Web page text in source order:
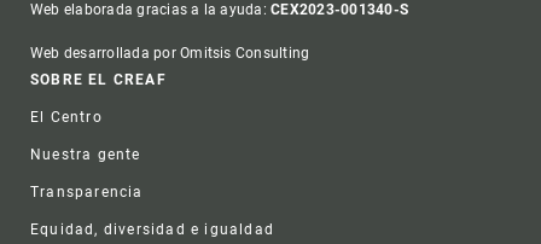
Web elaborada gracias a la ayuda:CEX2023-001340-S
Web desarrollada por Omitsis Consulting
Footer
SOBRE EL CREAF
El Centro
Nuestra gente
Transparencia
Equidad, diversidad e igualdad